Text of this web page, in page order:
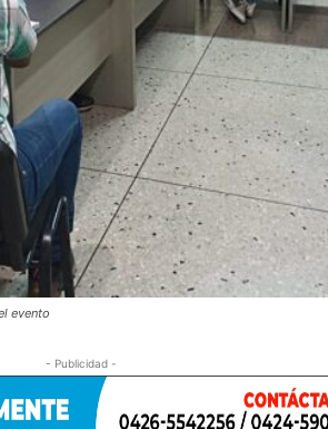
evento
- Publicidad -